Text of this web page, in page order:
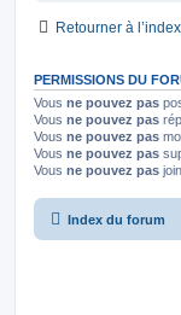
Retourner à
PERMISSIONS DU
Vous ne pouvez pas
Vous ne pouvez pas
Vous ne pouvez pas
Vous ne pouvez pas
Vous ne pouvez pas
Index du forum